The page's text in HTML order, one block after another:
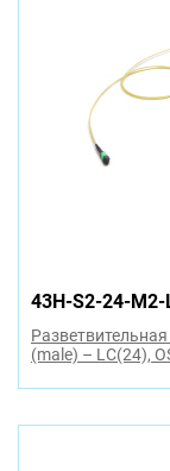
43H-S2-24-
(male) – LC(24),